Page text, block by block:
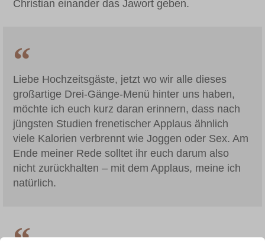
Christian einander das Jawort geben.
Liebe Hochzeitsgäste, jetzt wo wir alle dieses
großartige Drei-Gänge-Menü hinter uns haben,
möchte ich euch kurz daran erinnern, dass nach
jüngsten Studien frenetischer Applaus ähnlich
viele Kalorien verbrennt wie Joggen oder Sex. Am
Ende meiner Rede solltet ihr euch darum also
nicht zurückhalten – mit dem Applaus, meine ich
natürlich.